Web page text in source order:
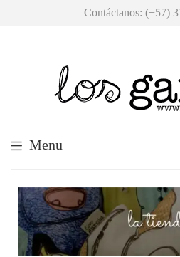
Contáctanos: (+57)
Menu